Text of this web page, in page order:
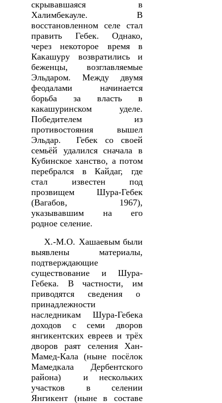
скрывавшаяся в
Халимбекауле. В
восстановленном селе стал
править Гебек. Однако,
через некоторое время в
Какашуру возвратились и
беженцы, возглавляемые
Эльдаром. Между двумя
феодалами начинается
борьба за власть в
какашуринском уделе.
Победителем из
противостояния вышел
Эльдар. Гебек со своей
семьёй удалился сначала в
Кубинское ханство, а потом
перебрался в Кайдаг, где
стал известен под
прозвищем Шура-Гебек
(Вагабов,
1967),
указывавшим на его
родное селение.
Х.-М.О. Хашаевым были
выявлены материалы,
подтверждающие
существование и Шура-
Гебека. В частности, им
приводятся сведения о
принадлежности
наследникам Шура-Гебека
доходов с семи дворов
янгикентских евреев и трёх
дворов раят селения Хан-
Мамед-Кала (ныне посёлок
Мамедкала Дербентского
района) и нескольких
участков в селении
Янгикент (ныне в составе